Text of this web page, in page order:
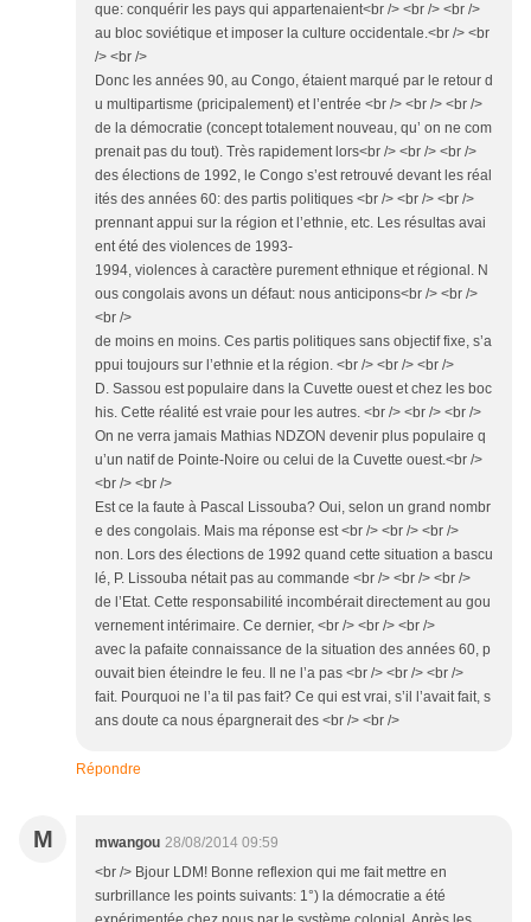
que: conquérir les pays qui appartenaient<br /> <br /> <br />
au bloc soviétique et imposer la culture occidentale.<br /> <br
/> <br />
Donc les années 90, au Congo, étaient marqué par le retour d
u multipartisme (pricipalement) et l’entrée <br /> <br /> <br />
de la démocratie (concept totalement nouveau, qu’ on ne com
prenait pas du tout). Très rapidement lors<br /> <br /> <br />
des élections de 1992, le Congo s’est retrouvé devant les réal
ités des années 60: des partis politiques <br /> <br /> <br />
prennant appui sur la région et l’ethnie, etc. Les résultas avai
ent été des violences de 1993-
1994, violences à caractère purement ethnique et régional. N
ous congolais avons un défaut: nous anticipons<br /> <br />
<br />
de moins en moins. Ces partis politiques sans objectif fixe, s’a
ppui toujours sur l’ethnie et la région. <br /> <br /> <br />
D. Sassou est populaire dans la Cuvette ouest et chez les boc
his. Cette réalité est vraie pour les autres. <br /> <br /> <br />
On ne verra jamais Mathias NDZON devenir plus populaire q
u’un natif de Pointe-Noire ou celui de la Cuvette ouest.<br />
<br /> <br />
Est ce la faute à Pascal Lissouba? Oui, selon un grand nombr
e des congolais. Mais ma réponse est <br /> <br /> <br />
non. Lors des élections de 1992 quand cette situation a bascu
lé, P. Lissouba nétait pas au commande <br /> <br /> <br />
de l’Etat. Cette responsabilité incombérait directement au gou
vernement intérimaire. Ce dernier, <br /> <br /> <br />
avec la pafaite connaissance de la situation des années 60, p
ouvait bien éteindre le feu. Il ne l’a pas <br /> <br /> <br />
fait. Pourquoi ne l’a til pas fait? Ce qui est vrai, s’il l’avait fait, s
ans doute ca nous épargnerait des <br /> <br />
Répondre
M mwangou 28/08/2014 09:59
<br /> Bjour LDM! Bonne reflexion qui me fait mettre en
surbrillance les points suivants: 1°) la démocratie a été